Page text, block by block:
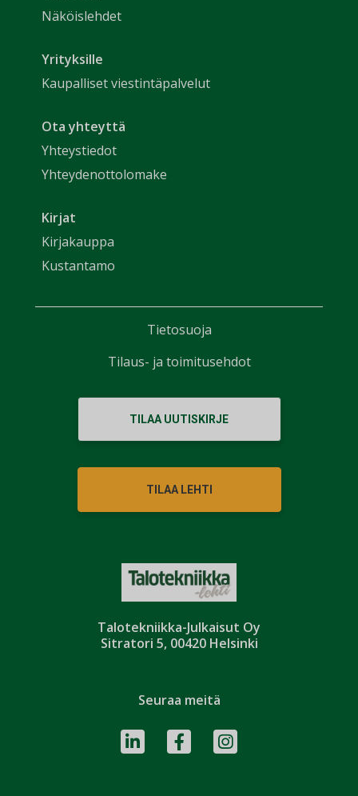
Talotekniikka-Julkaisut Oy
Sitratori 5, 00420 Helsinki
Näköislehdet
Yrityksille
Kaupalliset viestintäpalvelut
Ota yhteyttä
Yhteystiedot
Yhteydenottolomake
Kirjat
Kirjakauppa
Kustantamo
TILAA UUTISKIRJE
TILAA LEHTI
Seuraa meitä
Tietosuoja
Tilaus- ja toimitusehdot